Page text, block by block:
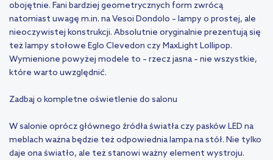
obojętnie. Fani bardziej geometrycznych form zwrócą
natomiast uwagę m.in. na Vesoi Dondolo – lampy o prostej, ale
nieoczywistej konstrukcji. Absolutnie oryginalnie prezentują się
też lampy stołowe Eglo Clevedon czy MaxLight Lollipop.
Wymienione powyżej modele to – rzecz jasna – nie wszystkie,
które warto uwzględnić.
Zadbaj o kompletne oświetlenie do salonu
W salonie oprócz głównego źródła światła czypasków LED na
meblach ważna będzie też odpowiednia lampa na stół. Nie tylko
daje ona światło, ale też stanowi ważny element wystroju.